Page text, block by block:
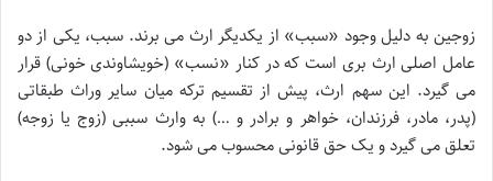
زوجین به دلیل وجود «سبب» از یکدیگر ارث می برند. سبب، یکی از دو
عامل اصلی ارث بری است که در کنار «نسب» (خویشاوندی خونی) قرار
می گیرد. این سهم ارث، پیش از تقسیم ترکه میان سایر وراث طبقاتی
(پدر، مادر، فرزندان، خواهر و برادر و …) به وارث سببی (زوج یا زوجه)
تعلق می گیرد و یک حق قانونی محسوب می شود.